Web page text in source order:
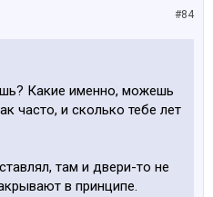
#84
Какие именно, можешь
часто, и сколько тебе лет
там и двери-то не
в принципе.